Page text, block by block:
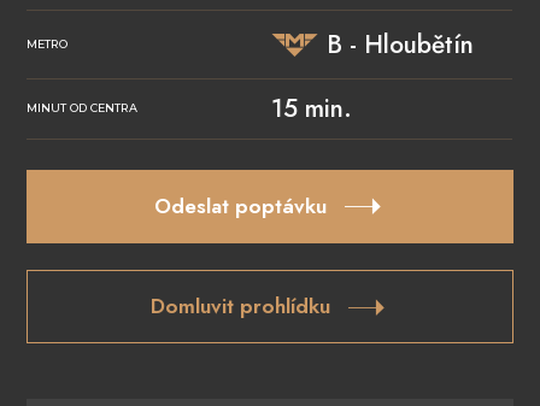
METRO B - Hloubětín
MINUT OD CENTRA 15 min.
Odeslat poptávku
Domluvit prohlídku